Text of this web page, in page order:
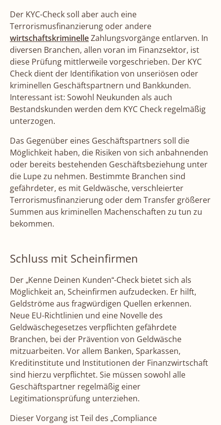
Der KYC-Check soll aber auch eine
Terrorismusfinanzierung oder andere
wirtschaftskriminelle Zahlungsvorgänge entlarven. In
diversen Branchen, allen voran im Finanzsektor, ist
diese Prüfung mittlerweile vorgeschrieben. Der KYC
Check dient der Identifikation von unseriösen oder
kriminellen Geschäftspartnern und Bankkunden.
Interessant ist: Sowohl Neukunden als auch
Bestandskunden werden dem KYC Check regelmäßig
unterzogen.
Das Gegenüber eines Geschäftspartners soll die
Möglichkeit haben, die Risiken von sich anbahnenden
oder bereits bestehenden Geschäftsbeziehung unter
die Lupe zu nehmen. Bestimmte Branchen sind
gefährdeter, es mit Geldwäsche, verschleierter
Terrorismusfinanzierung oder dem Transfer größerer
Summen aus kriminellen Machenschaften zu tun zu
bekommen.
Schluss mit Scheinfirmen
Der „Kenne Deinen Kunden“-Check bietet sich als
Möglichkeit an, Scheinfirmen aufzudecken. Er hilft,
Geldströme aus fragwürdigen Quellen erkennen.
Neue EU-Richtlinien und eine Novelle des
Geldwäschegesetzes verpflichten gefährdete
Branchen, bei der Prävention von Geldwäsche
mitzuarbeiten. Vor allem Banken, Sparkassen,
Kreditinstitute und Institutionen der Finanzwirtschaft
sind hierzu verpflichtet. Sie müssen sowohl alle
Geschäftspartner regelmäßig einer
Legitimationsprüfung unterziehen.
Dieser Vorgang ist Teil des „Compliance